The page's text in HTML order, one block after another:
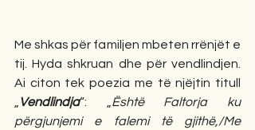
Me shkas për familjen mbeten rrënjët e
tij. Hyda shkruan dhe për vendlindjen.
Ai citon tek poezia me të njëjtin titull
Vendlindja“: „ Është Faltorja ku
përgjunjemi e falemi të gjithë,/Me